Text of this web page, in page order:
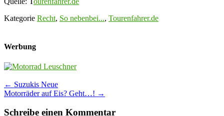
Kategorie Recht, So nebenbei..., Tourenfahrer.de
Werbung
Post
navigation
← Suzukis Neue
Motorräder auf Eis? Geht…! →
Schreibe einen Kommentar